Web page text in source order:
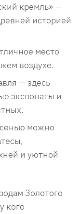
кремль» —
историей
место
воздухе.
— здесь
экспонаты и
можно
и уютной
Золотого
кого